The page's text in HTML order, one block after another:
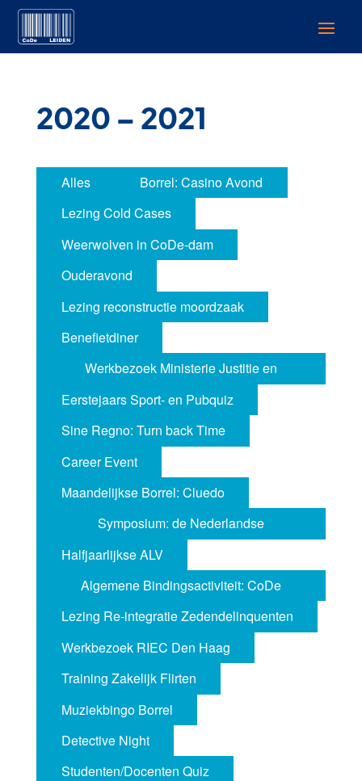
2020 – 2021
Alles
Borrel: Casino Avond
Lezing Cold Cases
Weerwolven in CoDe-dam
Ouderavond
Lezing reconstructie moordzaak
Benefietdiner
Werkbezoek Ministerie Justitie en
Veiligheid
Eerstejaars Sport- en Pubquiz
Sine Regno: Turn back Time
Career Event
Maandelijkse Borrel: Cluedo
Symposium: de Nederlandse
Onderwereld
Halfjaarlijkse ALV
Algemene Bindingsactiviteit: CoDe
Spelshow
Lezing Re-integratie Zedendelinquenten
Werkbezoek RIEC Den Haag
Training Zakelijk Flirten
Muziekbingo Borrel
Detective Night
Studenten/Docenten Quiz